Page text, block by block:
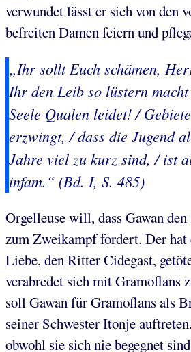
verwundet lässt er sich von den
befreiten Damen feiern und
„Ihr sollt Euch schämen,
Ihr den Leib so lüstern
Seele Qualen leidet! /
erzwingt, / dass die Jugend
Jahre viel zu kurz sind, / ist
infam.“ (Bd. I, S. 485)
Orgelleuse will, dass Gawan
zum Zweikampf fordert. Der
Liebe, den Ritter Cidegast,
verabredet sich mit Gramoflans
soll Gawan für Gramoflans als
seiner Schwester Itonje
obwohl sie sich nie begegnet